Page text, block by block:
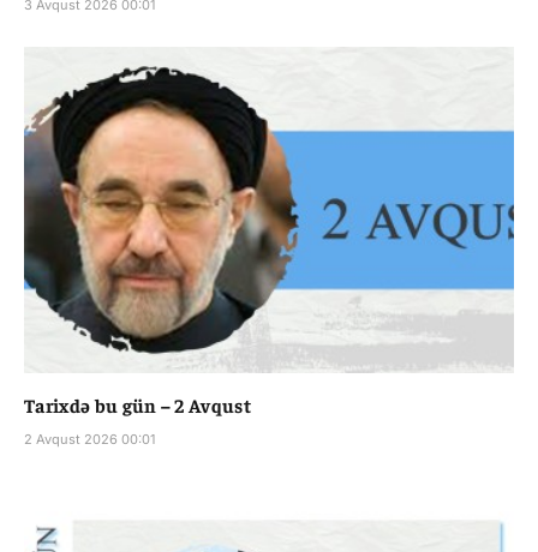
3 Avqust 2026 00:01
Tarixdə bu gün – 2 Avqust
2 Avqust 2026 00:01